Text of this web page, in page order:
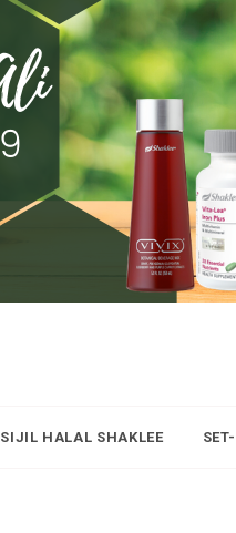
SIJIL HALAL SHAKLEE